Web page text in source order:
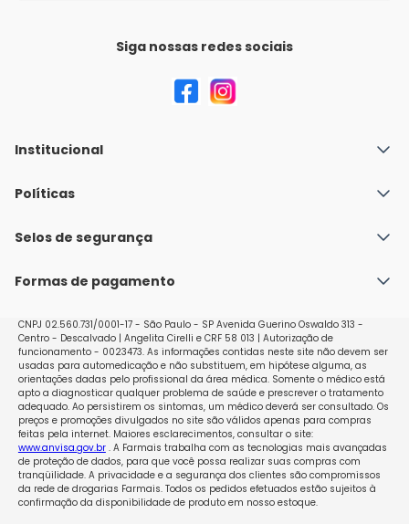
Siga nossas redes sociais
Institucional
Quem Somos
Nossas lojas
Políticas
Política de Envio
Políticas de Trocas e Devoluções
Selos de segurança
Formas de pagamento
CNPJ 02.560.731/0001-17 - São Paulo - SP Avenida Guerino Oswaldo 313 -
Centro - Descalvado | Angelita Cirelli e CRF 58 013 | Autorização de
funcionamento - 0023473. As informações contidas neste site não devem ser
usadas para automedicação e não substituem, em hipótese alguma, as
orientações dadas pelo profissional da área médica. Somente o médico está
apto a diagnosticar qualquer problema de saúde e prescrever o tratamento
adequado. Ao persistirem os sintomas, um médico deverá ser consultado. Os
preços e promoções divulgados no site são válidos apenas para compras
feitas pela internet. Maiores esclarecimentos, consultar o site:
www.anvisa.gov.br. A Farmais trabalha com as tecnologias mais avançadas
de proteção de dados, para que você possa realizar suas compras com
tranqüilidade. A privacidade e a segurança dos clientes são compromissos
da rede de drogarias Farmais. Todos os pedidos efetuados estão sujeitos à
confirmação da disponibilidade de produto em nosso estoque.